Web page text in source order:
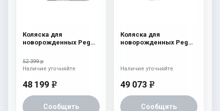
Коляска для
новорожденных Peg
Pop-Up) Aquamarine
52 399 р
48 199 e
Сообщить
Наличие уточняйте
Коляска для
новорожденных Peg
49 073 e
Сообщить
Наличие уточняйте